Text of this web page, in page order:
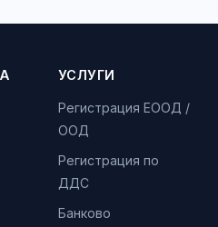
УСЛУГИ
Регистрация ЕООД /
ООД
Регистрация по
ДДС
Банково